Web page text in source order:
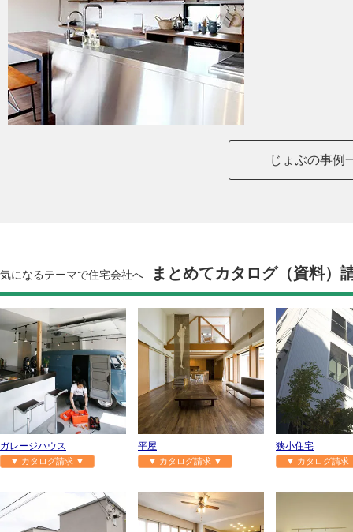
じょぶの事例
気になるテーマで住宅会社へ まとめてカタログ（資料）
ガレージハウス
▼ カタログ請求 ▼
平屋
▼ カタログ請求 ▼
狭小住宅
▼ カタログ請